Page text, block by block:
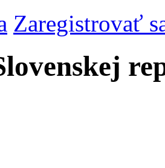
Zaregistrovať